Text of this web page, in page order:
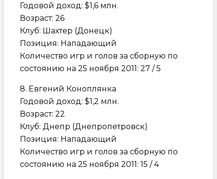
Годовой доход: $1,6 млн.
Возраст: 26
Клуб: Шахтер (Донецк)
Позиция: Нападающий
Количество игр и голов за сборную по
состоянию на 25 ноября 2011: 27 / 5
8. Евгений Коноплянка
Годовой доход: $1,2 млн.
Возраст: 22
Клуб: Днепр (Днепропетровск)
Позиция: Нападающий
Количество игр и голов за сборную по
состоянию на 25 ноября 2011: 15 / 4